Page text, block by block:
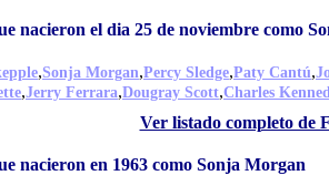
nacieron el dia 25 de noviembre como
,Sonja Morgan,Percy Sledge,Paty Cantú,
,Jerry Ferrara,Dougray Scott,Charles
Ver listado completo de
nacieron en 1963 como Sonja Morgan